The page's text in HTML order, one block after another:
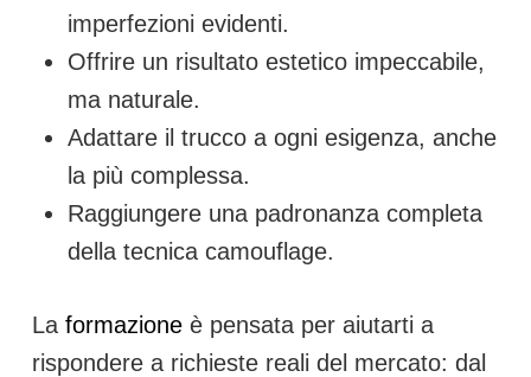
imperfezioni evidenti.
Offrire un risultato estetico impeccabile,
ma naturale.
Adattare il trucco a ogni esigenza, anche
la più complessa.
Raggiungere una padronanza completa
della tecnica camouflage.
La formazioneè pensata per aiutarti a
rispondere a richieste reali del mercato: dal